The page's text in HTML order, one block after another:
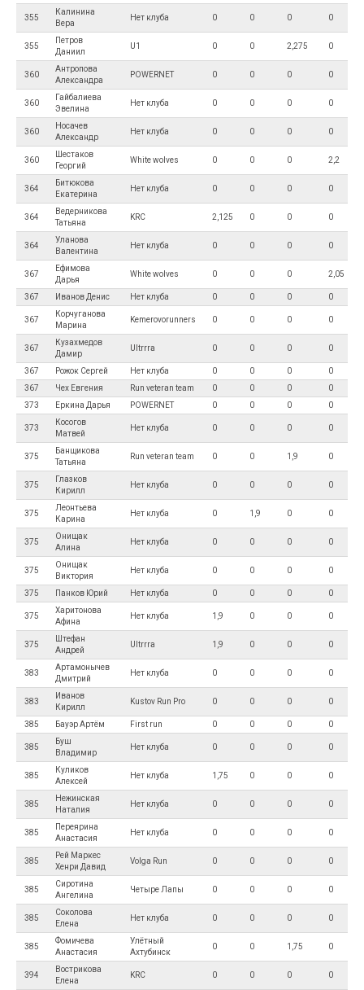
355
Калинина
Вера
Нет клуба 0 0 0 0
355
Петров
Даниил
U1 0 0 2,275 0
360
Антропова
Александра
POWERNET 0 0 0 0
360
Гайбалиева
Эвелина
Нет клуба 0 0 0 0
360
Носачев
Александр
Нет клуба 0 0 0 0
360
Шестаков
Георгий
White wolves 0 0 0 2,2
364
Битюкова
Екатерина
Нет клуба 0 0 0 0
364
Ведерникова
Татьяна
KRC 2,125 0 0 0
364
Уланова
Валентина
Нет клуба 0 0 0 0
367
Ефимова
Дарья
White wolves 0 0 0 2,05
367 Иванов Денис Нет клуба 0 0 0 0
367
Корчуганова
Марина
Kemerovorunners 0 0 0 0
367
Кузахмедов
Дамир
Ultrrra 0 0 0 0
367 Рожок Сергей Нет клуба 0 0 0
0
367
Чех Евгения Run veteran team 0 0 0
0
373
Еркина Дарья POWERNET 0 0 0 0
373
Косогов
Матвей
Нет клуба 0 0 0 0
375
Банщикова
Татьяна
Run veteran team 0 0 1,9 0
375
Глазков
Кирилл
Нет клуба 0 0 0 0
375
Леонтьева
Карина
Нет клуба 0 1,9 0 0
375
Онищак
Алина
Нет клуба 0 0 0 0
375
Онищак
Виктория
Нет клуба 0 0 0 0
375 Панков Юрий Нет клуба 0 0 0 0
375
Харитонова
Афина
Нет клуба 1,9 0 0 0
375
Штефан
Андрей
Ultrrra 1,9 0 0 0
383
Артамонычев
Дмитрий
Нет клуба 0 0 0 0
383
Иванов
Кирилл
Kustov Run Pro 0 0 0 0
385 Бауэр Артём First run 0 0 0 0
385
Буш
Владимир
Нет клуба 0 0 0 0
385
Куликов
Алексей
Нет клуба 1,75 0 0 0
385
Нежинская
Наталия
Нет клуба 0 0 0 0
385
Переярина
Анастасия
Нет клуба 0 0 0 0
385
Рей Маркес
Хенри Давид
Volga Run 0 0 0 0
385
Сиротина
Ангелина
Четыре Лапы 0 0 0 0
385
Соколова
Елена
Нет клуба 0 0 0 0
385
Фомичева
Анастасия
Улётный
Ахтубинск
0 0 1,75 0
394
Вострикова
Елена
KRC 0 0 0 0